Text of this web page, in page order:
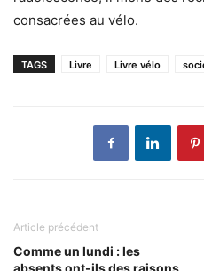
consacrées au vélo.
TAGS Livre Livre vélo
Article précédent
Comme un lundi : les
absents ont-ils des raisons